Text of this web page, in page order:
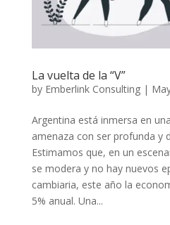
La vuelta de la “V”
by Emberlink Consulting|
Argentina está inmersa en
amenaza con ser profunda y
Estimamos que, en un
se modera y no hay nuevos
cambiaria, este año la
5% anual. Una...